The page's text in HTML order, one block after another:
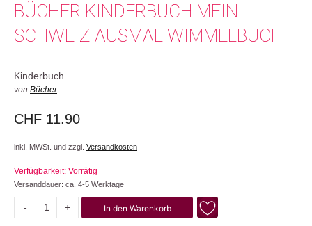
BÜCHER KINDERBUCH MEIN
SCHWEIZ AUSMAL WIMMELBUCH
Kinderbuch
von Bücher
CHF 11.90
inkl. MWSt. und zzgl. Versandkosten
Verfügbarkeit: Vorrätig
Versanddauer: ca. 4-5 Werktage
- + In den Warenkorb